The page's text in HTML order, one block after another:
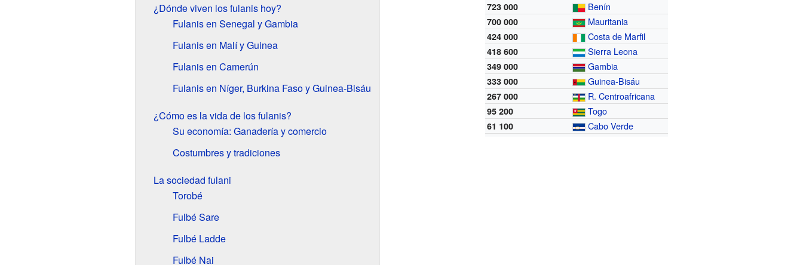
723 000 Benín
700 000 Mauritania
424 000 Costa de Marfil
418 600 Sierra Leona
349 000 Gambia
333 000 Guinea-Bisáu
267 000 R. Centroafricana
95 200 Togo
61 100 Cabo Verde
¿Dónde viven los fulanis hoy?
Fulanis en Senegal y Gambia
Fulanis en Malí y Guinea
Fulanis en Camerún
Fulanis en Níger, Burkina Faso y Guinea-Bisáu
¿Cómo es la vida de los fulanis?
Su economía: Ganadería y comercio
Costumbres y tradiciones
La sociedad fulani
Torobé
Fulbé Sare
Fulbé Ladde
Fulbé Nai